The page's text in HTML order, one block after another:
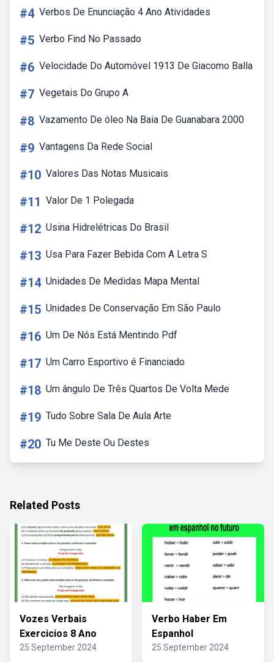
#4 Verbos De Enunciação 4 Ano Atividades
#5 Verbo Find No Passado
#6 Velocidade Do Automóvel 1913 De Giacomo Balla
#7 Vegetais Do Grupo A
#8 Vazamento De óleo Na Baia De Guanabara 2000
#9 Vantagens Da Rede Social
#10 Valores Das Notas Musicais
#11 Valor De 1 Polegada
#12 Usina Hidrelétricas Do Brasil
#13 Usa Para Fazer Bebida Com A Letra S
#14 Unidades De Medidas Mapa Mental
#15 Unidades De Conservação Em São Paulo
#16 Um De Nós Está Mentindo Pdf
#17 Um Carro Esportivo é Financiado
#18 Um ângulo De Três Quartos De Volta Mede
#19 Tudo Sobre Sala De Aula Arte
#20 Tu Me Deste Ou Destes
Related Posts
Vozes Verbais
Exercicios 8 Ano
25 September 2024
Verbo Haber Em
Espanhol
25 September 2024